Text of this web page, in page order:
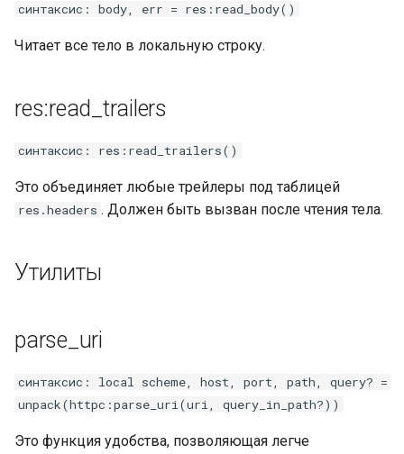
синтаксис: body, err = res:read_body()
Читает все тело в локальную строку.
res:read_trailers
синтаксис: res:read_trailers()
Это объединяет любые трейлеры под таблицей
res.headers . Должен быть вызван после чтения тела.
Утилиты
parse_uri
синтаксис: local scheme, host, port, path, query? =
unpack(httpc:parse_uri(uri, query_in_path?))
Это функция удобства, позволяющая легче